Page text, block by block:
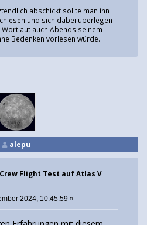
abschickt sollte man ihn
und sich dabei überlegen
auch Abends seinem
Bedenken vorlesen würde.
alepu
Crew Flight Test auf Atlas V
2024, 10:45:59 »